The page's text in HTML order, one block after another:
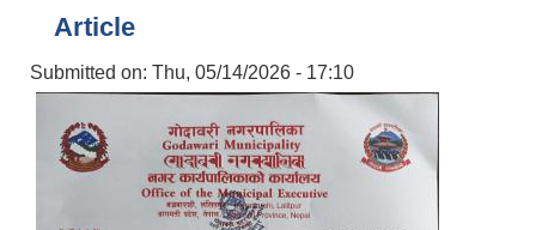
Article
Submitted on: Thu, 05/14/2026 - 17:10